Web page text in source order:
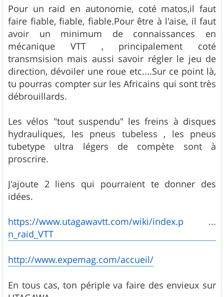
g
e
Pour un raid en autonomie, coté matos,il faut
faire fiable, fiable, fiable.Pour être à l'aise, il faut
avoir un minimum de connaissances en
mécanique VTT , principalement coté
transmsision mais aussi savoir régler le jeu de
direction, dévoiler une roue etc....Sur ce point là,
tu pourras compter sur les Africains qui sont très
débrouillards.
Les vélos "tout suspendu" les freins à disques
hydrauliques, les pneus tubeless , les pneus
tubetype ultra légers de compète sont à
proscrire.
J'ajoute 2 liens qui pourraient te donner des
idées.
https://www.utagawavtt.com/wiki/index.p ...
n_raid_VTT
http://www.expemag.com/accueil/
En tous cas, ton périple va faire des envieux sur